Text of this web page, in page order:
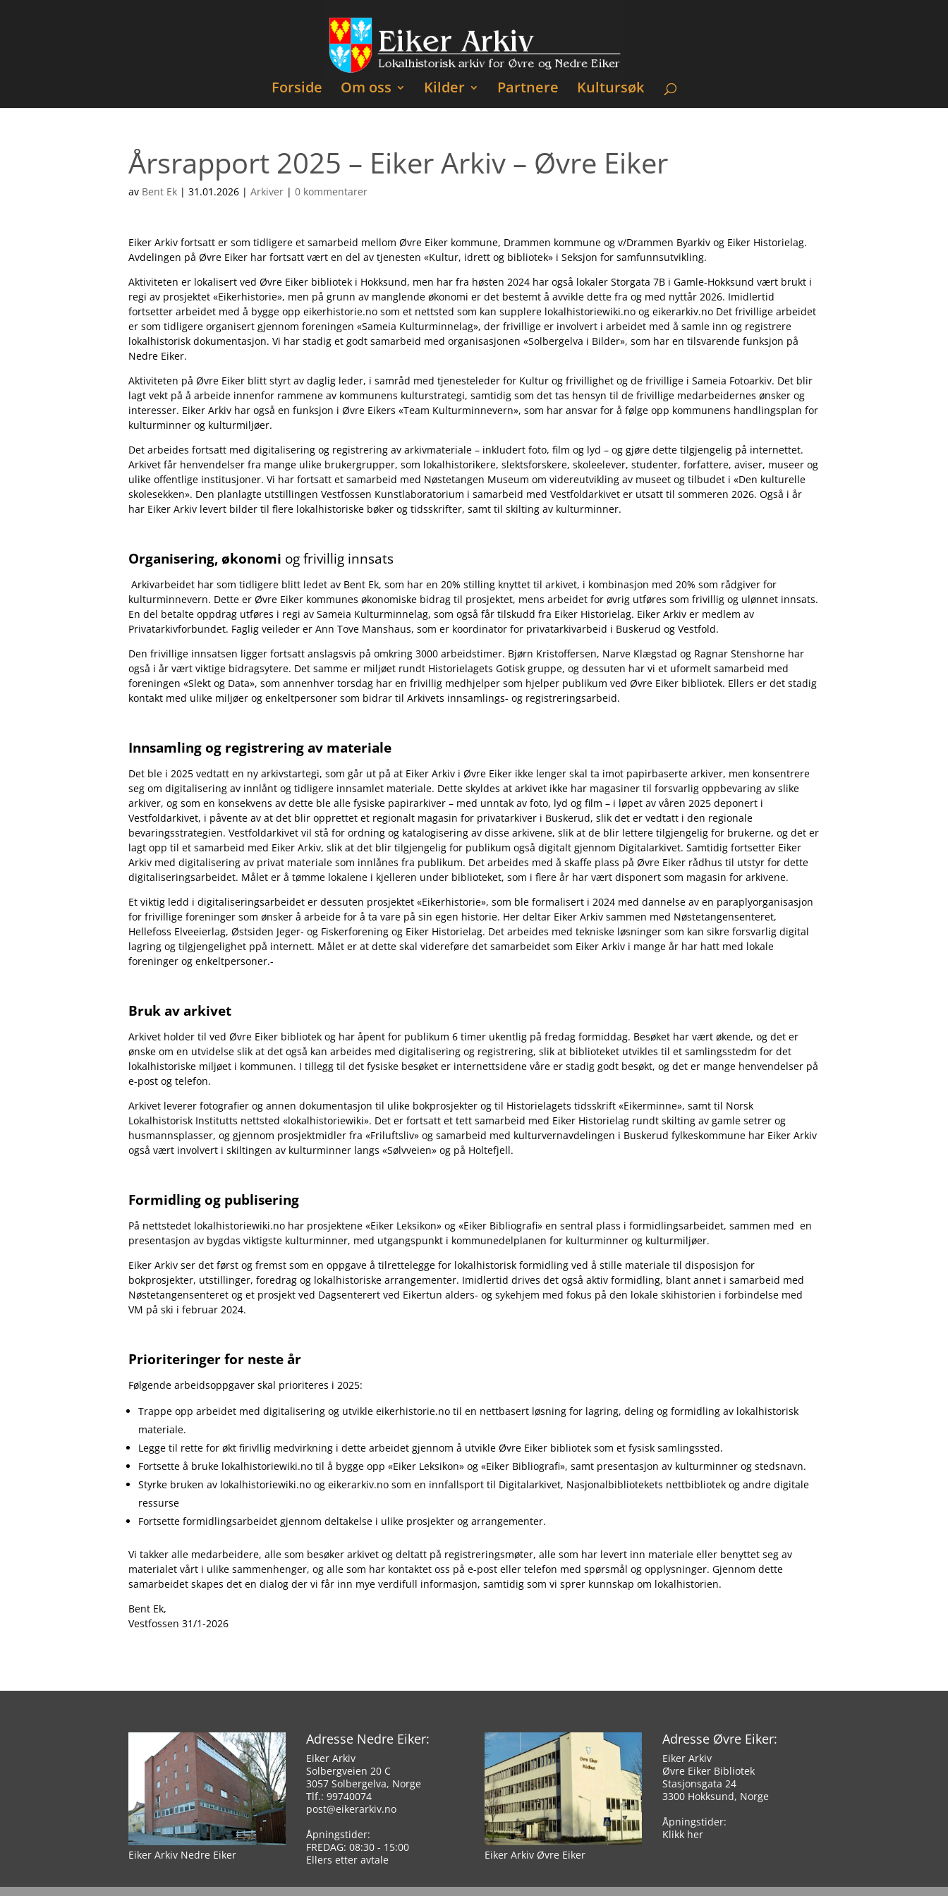
Forside Om oss Kilder Partnere Kultursøk
Årsrapport 2025 – Eiker Arkiv – Øvre Eiker
av Bent Ek | 31.01.2026 | Arkiver | 0 kommentarer
Eiker Arkiv fortsatt er som tidligere et samarbeid mellom Øvre Eiker kommune, Drammen kommune og v/Drammen Byarkiv og Eiker Historielag.
Avdelingen på Øvre Eiker har fortsatt vært en del av tjenesten «Kultur, idrett og bibliotek» i Seksjon for samfunnsutvikling.
Aktiviteten er lokalisert ved Øvre Eiker bibliotek i Hokksund, men har fra høsten 2024 har også lokaler Storgata 7B i Gamle-Hokksund vært brukt i
regi av prosjektet «Eikerhistorie», men på grunn av manglende økonomi er det bestemt å avvikle dette fra og med nyttår 2026. Imidlertid
fortsetter arbeidet med å bygge opp eikerhistorie.no som et nettsted som kan supplere lokalhistoriewiki.no og eikerarkiv.no Det frivillige arbeidet
er som tidligere organisert gjennom foreningen «Sameia Kulturminnelag», der frivillige er involvert i arbeidet med å samle inn og registrere
lokalhistorisk dokumentasjon. Vi har stadig et godt samarbeid med organisasjonen «Solbergelva i Bilder», som har en tilsvarende funksjon på
Nedre Eiker.
Aktiviteten på Øvre Eiker blitt styrt av daglig leder, i samråd med tjenesteleder for Kultur og frivillighet og de frivillige i Sameia Fotoarkiv. Det blir
lagt vekt på å arbeide innenfor rammene av kommunens kulturstrategi, samtidig som det tas hensyn til de frivillige medarbeidernes ønsker og
interesser. Eiker Arkiv har også en funksjon i Øvre Eikers «Team Kulturminnevern», som har ansvar for å følge opp kommunens handlingsplan for
kulturminner og kulturmiljøer.
Det arbeides fortsatt med digitalisering og registrering av arkivmateriale – inkludert foto, film og lyd – og gjøre dette tilgjengelig på internettet.
Arkivet får henvendelser fra mange ulike brukergrupper, som lokalhistorikere, slektsforskere, skoleelever, studenter, forfattere, aviser, museer og
ulike offentlige institusjoner. Vi har fortsatt et samarbeid med Nøstetangen Museum om videreutvikling av museet og tilbudet i «Den kulturelle
skolesekken». Den planlagte utstillingen Vestfossen Kunstlaboratorium i samarbeid med Vestfoldarkivet er utsatt til sommeren 2026. Også i år
har Eiker Arkiv levert bilder til flere lokalhistoriske bøker og tidsskrifter, samt til skilting av kulturminner.
Organisering, økonomi og frivillig innsats
Arkivarbeidet har som tidligere blitt ledet av Bent Ek, som har en 20% stilling knyttet til arkivet, i kombinasjon med 20% som rådgiver for
kulturminnevern. Dette er Øvre Eiker kommunes økonomiske bidrag til prosjektet, mens arbeidet for øvrig utføres som frivillig og ulønnet innsats.
En del betalte oppdrag utføres i regi av Sameia Kulturminnelag, som også får tilskudd fra Eiker Historielag. Eiker Arkiv er medlem av
Privatarkivforbundet. Faglig veileder er Ann Tove Manshaus, som er koordinator for privatarkivarbeid i Buskerud og Vestfold.
Den frivillige innsatsen ligger fortsatt anslagsvis på omkring 3000 arbeidstimer. Bjørn Kristoffersen, Narve Klægstad og Ragnar Stenshorne har
også i år vært viktige bidragsytere. Det samme er miljøet rundt Historielagets Gotisk gruppe, og dessuten har vi et uformelt samarbeid med
foreningen «Slekt og Data», som annenhver torsdag har en frivillig medhjelper som hjelper publikum ved Øvre Eiker bibliotek. Ellers er det stadig
kontakt med ulike miljøer og enkeltpersoner som bidrar til Arkivets innsamlings- og registreringsarbeid.
Innsamling og registrering av materiale
Det ble i 2025 vedtatt en ny arkivstartegi, som går ut på at Eiker Arkiv i Øvre Eiker ikke lenger skal ta imot papirbaserte arkiver, men konsentrere
seg om digitalisering av innlånt og tidligere innsamlet materiale. Dette skyldes at arkivet ikke har magasiner til forsvarlig oppbevaring av slike
arkiver, og som en konsekvens av dette ble alle fysiske papirarkiver – med unntak av foto, lyd og film – i løpet av våren 2025 deponert i
Vestfoldarkivet, i påvente av at det blir opprettet et regionalt magasin for privatarkiver i Buskerud, slik det er vedtatt i den regionale
bevaringsstrategien. Vestfoldarkivet vil stå for ordning og katalogisering av disse arkivene, slik at de blir lettere tilgjengelig for brukerne, og det er
lagt opp til et samarbeid med Eiker Arkiv, slik at det blir tilgjengelig for publikum også digitalt gjennom Digitalarkivet. Samtidig fortsetter Eiker
Arkiv med digitalisering av privat materiale som innlånes fra publikum. Det arbeides med å skaffe plass på Øvre Eiker rådhus til utstyr for dette
digitaliseringsarbeidet. Målet er å tømme lokalene i kjelleren under biblioteket, som i flere år har vært disponert som magasin for arkivene.
Et viktig ledd i digitaliseringsarbeidet er dessuten prosjektet «Eikerhistorie», som ble formalisert i 2024 med dannelse av en paraplyorganisasjon
for frivillige foreninger som ønsker å arbeide for å ta vare på sin egen historie. Her deltar Eiker Arkiv sammen med Nøstetangensenteret,
Hellefoss Elveeierlag, Østsiden Jeger- og Fiskerforening og Eiker Historielag. Det arbeides med tekniske løsninger som kan sikre forsvarlig digital
lagring og tilgjengelighet ppå internett. Målet er at dette skal videreføre det samarbeidet som Eiker Arkiv i mange år har hatt med lokale
foreninger og enkeltpersoner.-
Bruk av arkivet
Arkivet holder til ved Øvre Eiker bibliotek og har åpent for publikum 6 timer ukentlig på fredag formiddag. Besøket har vært økende, og det er
ønske om en utvidelse slik at det også kan arbeides med digitalisering og registrering, slik at biblioteket utvikles til et samlingsstedm for det
lokalhistoriske miljøet i kommunen. I tillegg til det fysiske besøket er internettsidene våre er stadig godt besøkt, og det er mange henvendelser på
e-post og telefon.
Arkivet leverer fotografier og annen dokumentasjon til ulike bokprosjekter og til Historielagets tidsskrift «Eikerminne», samt til Norsk
Lokalhistorisk Institutts nettsted «lokalhistoriewiki». Det er fortsatt et tett samarbeid med Eiker Historielag rundt skilting av gamle setrer og
husmannsplasser, og gjennom prosjektmidler fra «Friluftsliv» og samarbeid med kulturvernavdelingen i Buskerud fylkeskommune har Eiker Arkiv
også vært involvert i skiltingen av kulturminner langs «Sølvveien» og på Holtefjell.
Formidling og publisering
På nettstedet lokalhistoriewiki.no har prosjektene «Eiker Leksikon» og «Eiker Bibliografi» en sentral plass i formidlingsarbeidet, sammen med en
presentasjon av bygdas viktigste kulturminner, med utgangspunkt i kommunedelplanen for kulturminner og kulturmiljøer.
Eiker Arkiv ser det først og fremst som en oppgave å tilrettelegge for lokalhistorisk formidling ved å stille materiale til disposisjon for
bokprosjekter, utstillinger, foredrag og lokalhistoriske arrangementer. Imidlertid drives det også aktiv formidling, blant annet i samarbeid med
Nøstetangensenteret og et prosjekt ved Dagsenterert ved Eikertun alders- og sykehjem med fokus på den lokale skihistorien i forbindelse med
VM på ski i februar 2024.
Prioriteringer for neste år
Følgende arbeidsoppgaver skal prioriteres i 2025:
Trappe opp arbeidet med digitalisering og utvikle eikerhistorie.no til en nettbasert løsning for lagring, deling og formidling av lokalhistorisk
materiale.
Legge til rette for økt firivllig medvirkning i dette arbeidet gjennom å utvikle Øvre Eiker bibliotek som et fysisk samlingssted.
Fortsette å bruke lokalhistoriewiki.no til å bygge opp «Eiker Leksikon» og «Eiker Bibliografi», samt presentasjon av kulturminner og stedsnavn.
Styrke bruken av lokalhistoriewiki.no og eikerarkiv.no som en innfallsport til Digitalarkivet, Nasjonalbibliotekets nettbibliotek og andre digitale
ressurse
Fortsette formidlingsarbeidet gjennom deltakelse i ulike prosjekter og arrangementer.
Vi takker alle medarbeidere, alle som besøker arkivet og deltatt på registreringsmøter, alle som har levert inn materiale eller benyttet seg av
materialet vårt i ulike sammenhenger, og alle som har kontaktet oss på e-post eller telefon med spørsmål og opplysninger. Gjennom dette
samarbeidet skapes det en dialog der vi får inn mye verdifull informasjon, samtidig som vi sprer kunnskap om lokalhistorien.
Bent Ek,
Vestfossen 31/1-2026
Eiker Arkiv Nedre Eiker
Adresse Nedre Eiker:
Eiker Arkiv
Solbergveien 20 C
3057 Solbergelva, Norge
Tlf.: 99740074
post@eikerarkiv.no
Åpningstider:
FREDAG: 08:30 - 15:00
Ellers etter avtale
Eiker Arkiv Øvre Eiker
Adresse Øvre Eiker:
Eiker Arkiv
Øvre Eiker Bibliotek
Stasjonsgata 24
3300 Hokksund, Norge
Åpningstider:
Klikk her